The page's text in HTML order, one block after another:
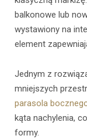
balkonowe lub
wystawiony na
element
Jednym z
mniejszych
parasola
kąta nachylenia,
formy.